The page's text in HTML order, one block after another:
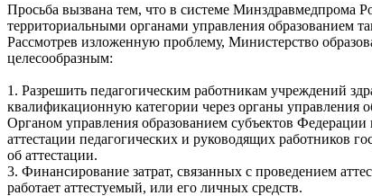
Просьба вызвана тем, что в системе Минздравмедпрома
территориальными органами управления образованием
Рассмотрев изложенную проблему, Министерство
целесообразным:
1. Разрешить педагогическим работникам учреждений
квалификационную категории через органы управления
Органом управления образованием субъектов
аттестации педагогических и руководящих работников
об аттестации.
3. Финансирование затрат, связанных с проведением
работает аттестуемый, или его личных средств.